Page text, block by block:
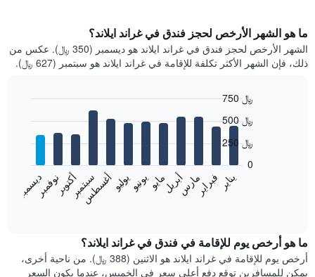
ما هو الشهر الأرخص لحجز فندق في غراند ايلاند؟
الشهر الأرخص لحجز فندق في غراند ايلاند هو ديسمبر (350 ﷼). عكس من
ذلك، فإن الشهر الأكثر تكلفة للإقامة في غراند ايلاند هو سبتمبر (627 ﷼).
سعر
غرفة
كل
ينايرفبرايرمارسأبريلمايويونيويوليوأغسطس
سبتمبرأكتوبرنوفمبر
ديسمبر
0
250 ﷼
500 ﷼
750 ﷼
ما هو أرخص يوم للإقامة في فندق في غراند ايلاند؟
أرخص يوم للإقامة في غراند ايلاند هو الاثنين (388 ﷼). من ناحية أخرى،
يمكن للمسافرين توقع دفع أعلى سعر في الخميس، عندما يكون السعر